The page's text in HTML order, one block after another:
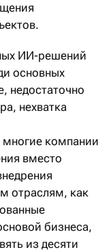
ИИ-решений
основных
недостаточно
нехватка
многие компании
вместо
отраслям, как
бизнеса,
из десяти